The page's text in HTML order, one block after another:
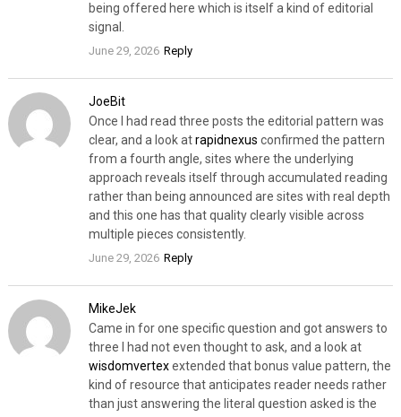
being offered here which is itself a kind of editorial
signal.
June 29, 2026 Reply
JoeBit
Once I had read three posts the editorial pattern was
clear, and a look atrapidnexus confirmed the pattern
from a fourth angle, sites where the underlying
approach reveals itself through accumulated reading
rather than being announced are sites with real depth
and this one has that quality clearly visible across
multiple pieces consistently.
June 29, 2026 Reply
MikeJek
Came in for one specific question and got answers to
three I had not even thought to ask, and a look at
wisdomvertexextended that bonus value pattern, the
kind of resource that anticipates reader needs rather
than just answering the literal question asked is the